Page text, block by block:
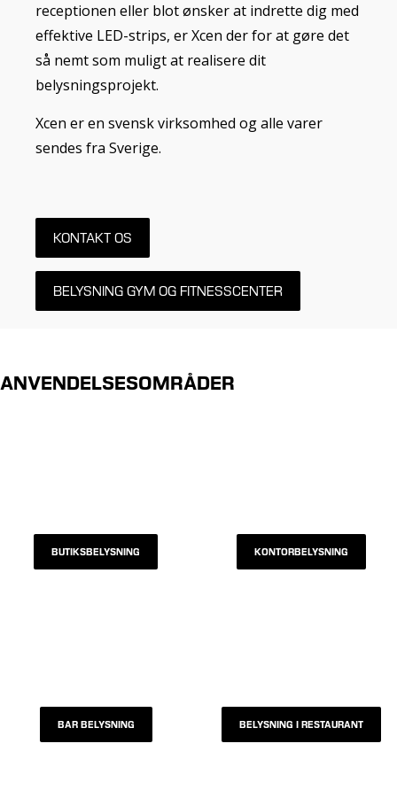
receptionen eller blot ønsker at indrette dig med
effektive LED-strips, er Xcen der for at gøre det
så nemt som muligt at realisere dit
belysningsprojekt.
Xcen er en svensk virksomhed og alle varer
sendes fra Sverige.
KONTAKT OS
BELYSNING GYM OG FITNESSCENTER
ANVENDELSESOMRÅDER
BUTIKSBELYSNING KONTORBELYSNING
BAR BELYSNING BELYSNING I RESTAURANT